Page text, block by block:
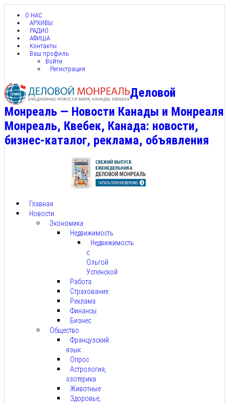
О НАС
АРХИВЫ
РАДИО
АФИША
Контакты
Ваш профиль
Войти
Регистрация
Деловой
Монреаль — Новости Канады и Монреаля
Монреаль, Квебек, Канада: новости,
бизнес-каталог, реклама, объявления
Главная
Новости
Экономика
Недвижимость
Недвижимость
с
Ольгой
Успенской
Работа
Страхование
Реклама
Финансы
Бизнес
Общество
Французский
язык
Опрос
Астрология,
эзотерика
Животные
Здоровье,